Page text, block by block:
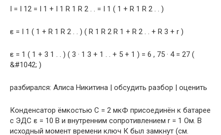
I = I 12 = I 1 + I 1 R 1 R 2 . . = I 1 ( 1 + R 1 R 2 . . )
ε = I 1 ( 1 + R 1 R 2 . . ) ( R 1 R 2 R 1 + R 2 . . + R 3 + r )
ε = 1 ( 1 + 3 1 . . ) ( 3 · 1 3 + 1 . . + 5 + 1 ) = 6 , 75 · 4 = 27 (
&#1042; )
pазбирался: Алиса Никитина | обсудить разбор | оценить
Конденсатор ёмкостью С = 2 мкФ присоединён к батарее
с ЭДС ε = 10 В и внутренним сопротивлением r = 1 Ом. В
исходный момент времени ключ К был замкнут (см.